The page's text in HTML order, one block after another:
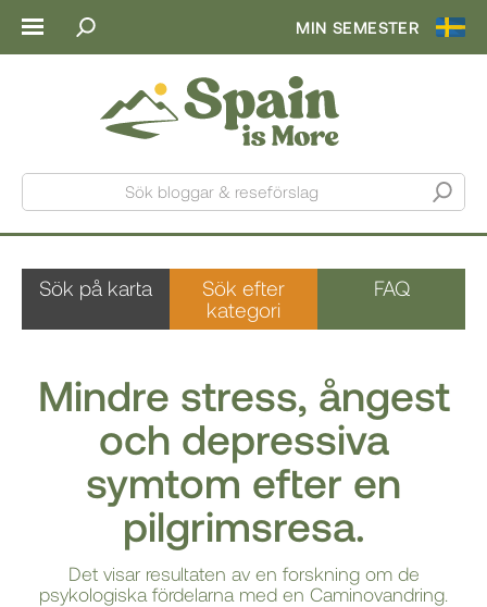
MIN SEMESTER
Sök bloggar & reseförslag
Sök på karta
Sök efter
kategori
FAQ
Mindre stress, ångest
och depressiva
symtom efter en
pilgrimsresa.
Det visar resultaten av en forskning om de
psykologiska fördelarna med en Caminovandring.